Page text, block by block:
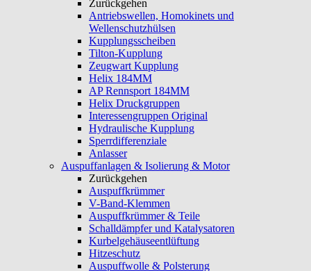
Zurückgehen
Antriebswellen, Homokinets und
Wellenschutzhülsen
Kupplungsscheiben
Tilton-Kupplung
Zeugwart Kupplung
Helix 184MM
AP Rennsport 184MM
Helix Druckgruppen
Interessengruppen Original
Hydraulische Kupplung
Sperrdifferenziale
Anlasser
Auspuffanlagen & Isolierung & Motor
Zurückgehen
Auspuffkrümmer
V-Band-Klemmen
Auspuffkrümmer & Teile
Schalldämpfer und Katalysatoren
Kurbelgehäuseentlüftung
Hitzeschutz
Auspuffwolle & Polsterung